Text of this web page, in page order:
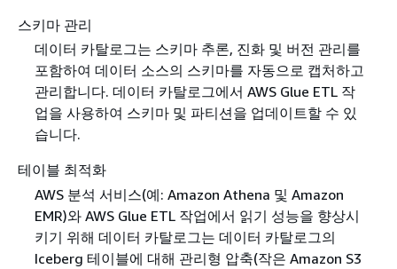
스키마 관리
데이터 카탈로그는 스키마 추론, 진화 및 버전 관리를
포함하여 데이터 소스의 스키마를 자동으로 캡처하고
관리합니다. 데이터 카탈로그에서 AWS Glue ETL 작
업을 사용하여 스키마 및 파티션을 업데이트할 수 있
습니다.
테이블 최적화
AWS 분석 서비스(예: Amazon Athena 및 Amazon
EMR)와 AWS Glue ETL 작업에서 읽기 성능을 향상시
키기 위해 데이터 카탈로그는 데이터 카탈로그의
Iceberg 테이블에 대해 관리형 압축(작은 Amazon S3